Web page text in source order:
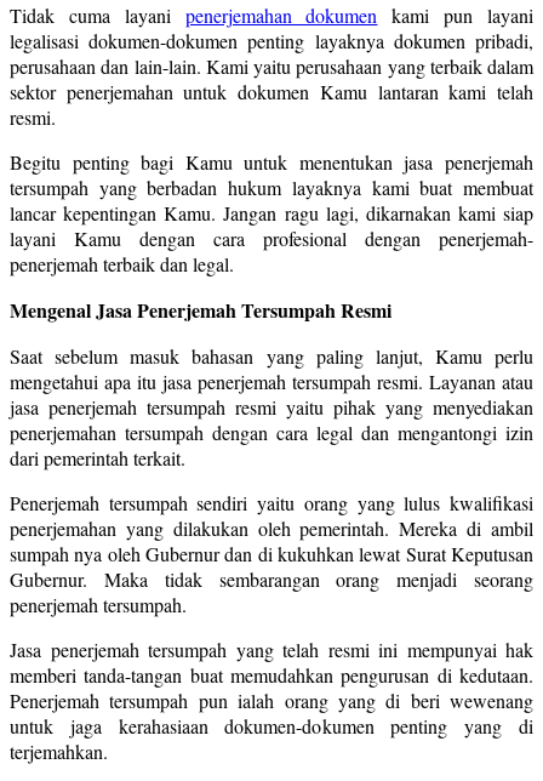
Tidak cuma layani penerjemahan dokumen kami pun layani
legalisasi dokumen-dokumen penting layaknya dokumen pribadi,
perusahaan dan lain-lain. Kami yaitu perusahaan yang terbaik dalam
sektor penerjemahan untuk dokumen Kamu lantaran kami telah
resmi.
Begitu penting bagi Kamu untuk menentukan jasa penerjemah
tersumpah yang berbadan hukum layaknya kami buat membuat
lancar kepentingan Kamu. Jangan ragu lagi, dikarnakan kami siap
layani Kamu dengan cara profesional dengan penerjemah-
penerjemah terbaik dan legal.
Mengenal Jasa Penerjemah Tersumpah Resmi
Saat sebelum masuk bahasan yang paling lanjut, Kamu perlu
mengetahui apa itu jasa penerjemah tersumpah resmi. Layanan atau
jasa penerjemah tersumpah resmi yaitu pihak yang menyediakan
penerjemahan tersumpah dengan cara legal dan mengantongi izin
dari pemerintah terkait.
Penerjemah tersumpah sendiri yaitu orang yang lulus kwalifikasi
penerjemahan yang dilakukan oleh pemerintah. Mereka di ambil
sumpah nya oleh Gubernur dan di kukuhkan lewat Surat Keputusan
Gubernur. Maka tidak sembarangan orang menjadi seorang
penerjemah tersumpah.
Jasa penerjemah tersumpah yang telah resmi ini mempunyai hak
memberi tanda-tangan buat memudahkan pengurusan di kedutaan.
Penerjemah tersumpah pun ialah orang yang di beri wewenang
untuk jaga kerahasiaan dokumen-dokumen penting yang di
terjemahkan.